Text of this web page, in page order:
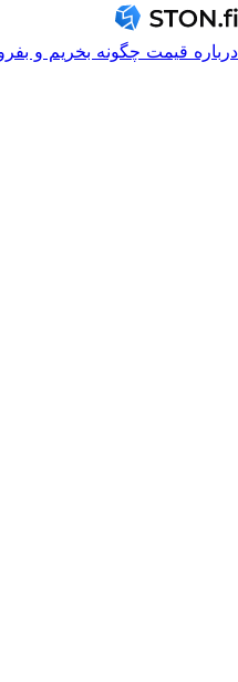
درباره قیمت چگونه بخریم و